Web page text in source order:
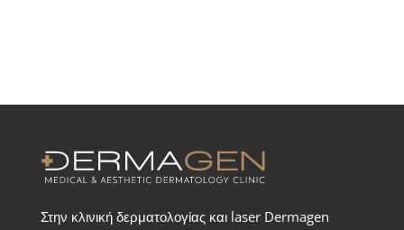
Στην κλινική δερματολογίας και laser Dermagen